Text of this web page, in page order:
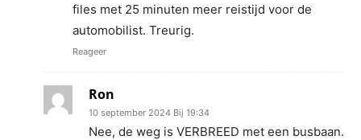
files met 25 minuten meer reistijd voor de
automobilist. Treurig.
Reageer
Ron
10 september 2024 Bij 19:34
Nee, de weg is VERBREED met een busbaan.